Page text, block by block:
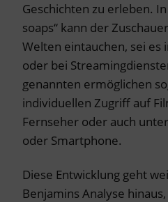
Geschichten zu erleben.
soaps“ kann der
Welten eintauchen, sei es
oder bei
genannten ermöglichen
individuellen Zugriff auf
Fernseher oder auch
oder Smartphone.
Diese Entwicklung geht
Benjamins Analyse